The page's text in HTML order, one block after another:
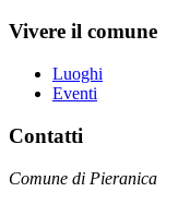
Vivere il comune
Luoghi
Eventi
Contatti
Comune di Pieranica